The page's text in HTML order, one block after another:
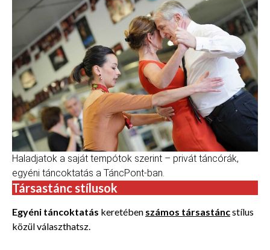
Haladjatok a saját tempótok szerint – privát táncórák,
egyéni táncoktatás a TáncPont-ban.
Társastánc stílusok
Egyéni táncoktatás keretében számos társastáncstílus
közül választhatsz.